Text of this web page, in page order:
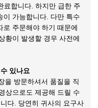
료합니다. 하지만 급한 주
이 가능합니다. 다만 특수
로 주문해야 하기 때문에
황이 발생할 경우 사전에
있나요
을 방문하셔서 품질을 직
상으로도 제공해 드릴 수
다. 당연히 귀사의 요구사